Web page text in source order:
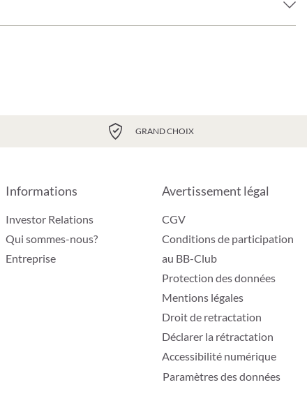
GRAND CHOIX
Informations
Investor Relations
Qui sommes-nous?
Entreprise
Avertissement légal
CGV
Conditions de participation
au BB-Club
Protection des données
Mentions légales
Droit de retractation
Déclarer la rétractation
Accessibilité numérique
Paramètres des données